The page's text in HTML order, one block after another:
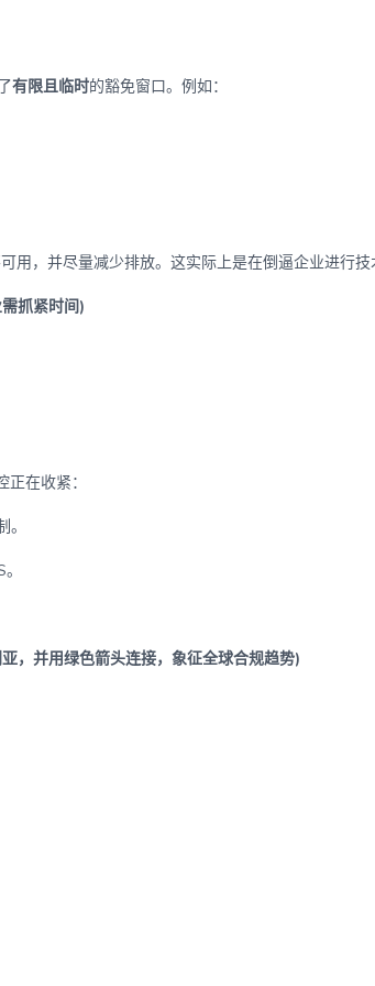
有限且临时的豁免窗口。例如：
用，并尽量减少排放。这实际上是在倒逼企业进行
抓紧时间)
在收紧：
，并用绿色箭头连接，象征全球合规趋势)